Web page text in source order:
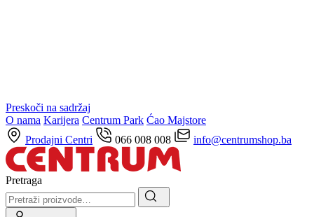
Preskoči na sadržaj
O nama Karijera Centrum Park Ćao Majstore
Prodajni Centri
066 008 008 info@centrumshop.ba
Pretraga